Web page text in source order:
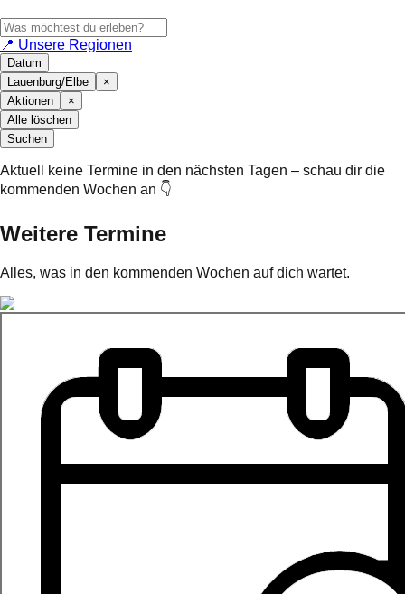
📍 Unsere Regionen
Datum
Lauenburg/Elbe
×
Aktionen
×
Alle löschen
Suchen
Aktuell keine Termine in den nächsten Tagen – schau dir die
kommenden Wochen an 👇
Weitere Termine
Alles, was in den kommenden Wochen auf dich wartet.